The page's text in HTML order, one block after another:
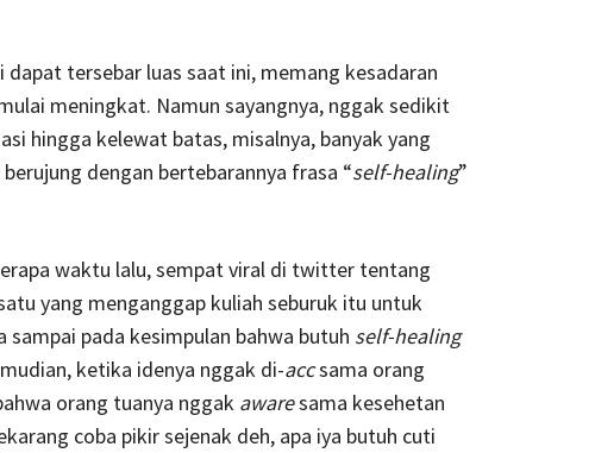
tersebar luas saat ini, memang kesadaran
meningkat. Namun sayangnya, nggak sedikit
hingga kelewat batas, misalnya, banyak yang
dengan bertebarannya frasa “self-healing”
waktu lalu, sempat viral di twitter tentang
yang menganggap kuliah seburuk itu untuk
pada kesimpulan bahwa butuh self-healing
ketika idenya nggak di-accsama orang
orang tuanya nggak awaresama kesehetan
coba pikir sejenak deh, apa iya butuh cuti